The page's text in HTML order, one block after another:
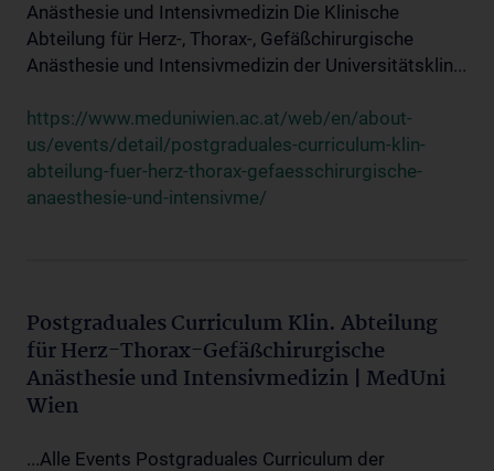
Anästhesie und Intensivmedizin Die Klinische
Abteilung für Herz-, Thorax-, Gefäßchirurgische
Anästhesie und Intensivmedizin der Universitätsklin...
https://www.meduniwien.ac.at/web/en/about-
us/events/detail/postgraduales-curriculum-klin-
abteilung-fuer-herz-thorax-gefaesschirurgische-
anaesthesie-und-intensivme/
Postgraduales Curriculum Klin. Abteilung
für Herz-Thorax-Gefäßchirurgische
Anästhesie und Intensivmedizin | MedUni
Wien
...Alle Events Postgraduales Curriculum der